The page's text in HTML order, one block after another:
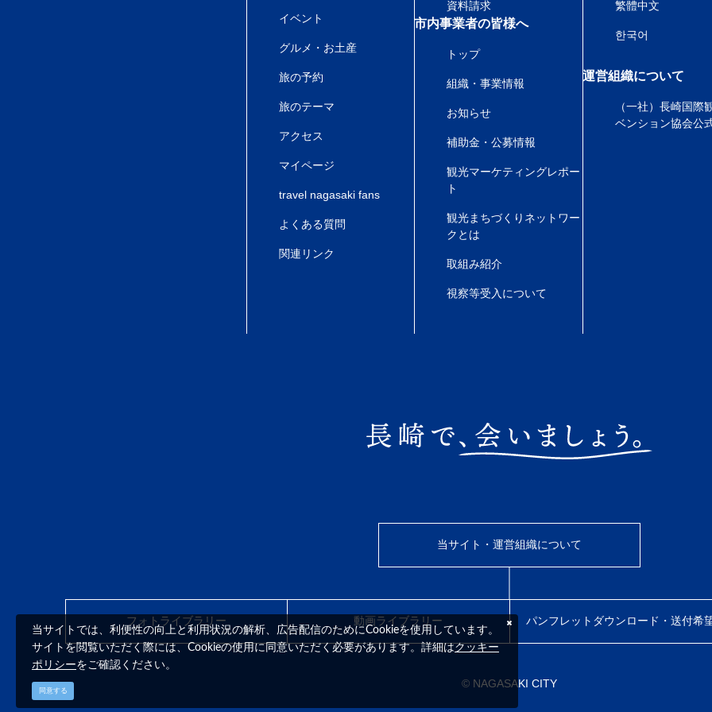
イベント
グルメ・お土産
旅の予約
旅のテーマ
アクセス
マイページ
travel nagasaki fans
よくある質問
関連リンク
資料請求
市内事業者の皆様へ
トップ
組織・事業情報
お知らせ
補助金・公募情報
観光マーケティングレポー
ト
観光まちづくりネットワー
クとは
取組み紹介
視察等受入について
繁體中文
한국어
運営組織について
（一社）長崎国際
ベンション協会公
当サイト・運営組織について
フォトライブラリー 動画ライブラリー パンフレットダウンロード・送付希
© NAGASAKI CITY
当サイトでは、利便性の向上と利用状況の解析、広告配信のためにCookieを使用しています。
サイトを閲覧いただく際には、Cookieの使用に同意いただく必要があります。詳細はクッキー
ポリシーをご確認ください。
同意する